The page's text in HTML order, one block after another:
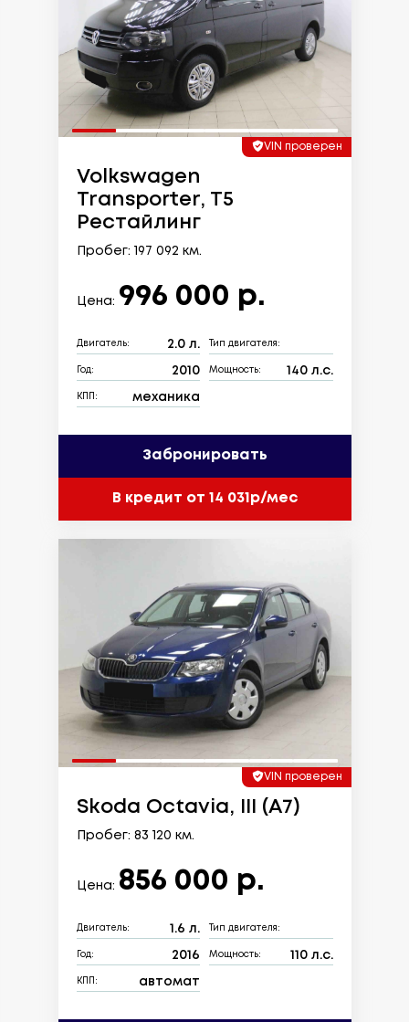
VIN проверен
Volkswagen
Transporter, T5
Рестайлинг
Пробег: 197 092 км.
Цена: 996 000 р.
Двигатель: 2.0 л. Тип двигателя:
Год: 2010 Мощность: 140 л.с.
КПП: механика
Забронировать
В кредит от 14 031р/мес
VIN проверен
Skoda Octavia, III (A7)
Пробег: 83 120 км.
Цена: 856 000 р.
Двигатель: 1.6 л. Тип двигателя:
Год: 2016 Мощность: 110 л.с.
КПП: автомат